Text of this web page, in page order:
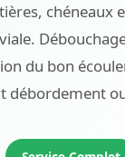
chéneaux
du bon
débordement